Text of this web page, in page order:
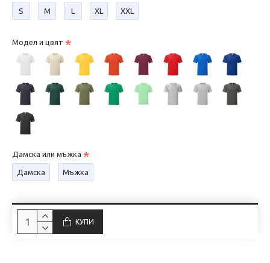
S М L XL XXL
Модел и цвят
Дамска или мъжка
Дамска Мъжка
КУПИ